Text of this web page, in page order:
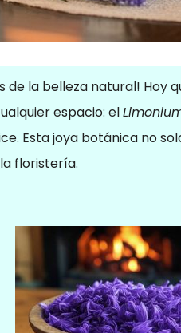
de la belleza natural! Hoy
espacio: el
Esta joya botánica no
floristería.